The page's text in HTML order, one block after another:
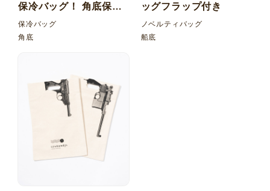
保冷バッグ！ 角底保冷
バッグ
保冷バッグ
角底
ッグフラップ付き
ノベルティバッグ
船底